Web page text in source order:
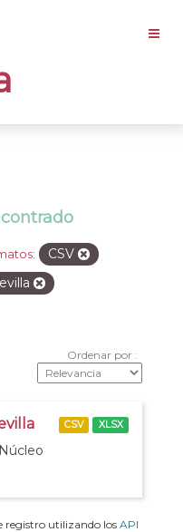
CSV
Ordenar por
CSV XLSX
registro utilizando losAPI